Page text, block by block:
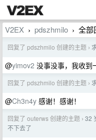
V2EX › pdszhmilo › 全部
回复了 pdszhmilo 创建的主题 ›
@yimov2 没事没事，我收到
回复了 pdszhmilo 创建的主题 ›
@Ch3n4y 感谢！感谢！
回复了 outerws 创建的主题 › 32
不下去了